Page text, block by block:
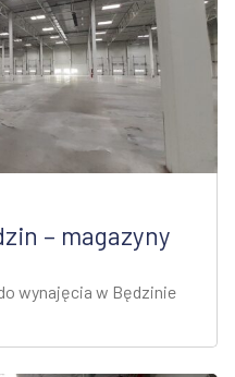
– magazyny
wynajęcia w Będzinie